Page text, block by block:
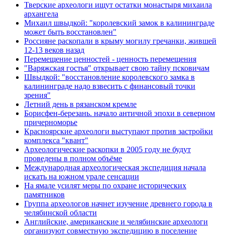
Тверские археологи ищут остатки монастыря михаила
архангела
Михаил швыдкой: "королевский замок в калининграде
может быть восстановлен"
Россияне раскопали в крыму могилу гречанки, жившей
12-13 веков назад
Перемещение ценностей - ценность перемещения
"Варяжская гостья" открывает свою тайну псковичам
Швыдкой: "восстановление королевского замка в
калининграде надо взвесить с финансовый точки
зрения"
Летний день в рязанском кремле
Борисфен-березань. начало античной эпохи в северном
причерноморье
Красноярские археологи выступают против застройки
комплекса "квант"
Археологические раскопки в 2005 году не будут
проведены в полном объёме
Международная археологическая экспедиция начала
искать на южном урале сенсации
На ямале усилят меры по охране исторических
памятников
Группа археологов начнет изучение древнего города в
челябинской области
Английские, американские и челябинские археологи
организуют совместную экспедицию в поселение